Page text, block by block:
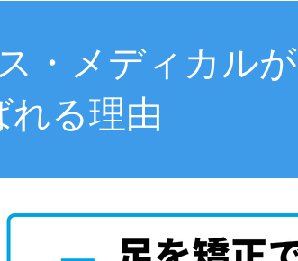
・メディカルが
れる理由